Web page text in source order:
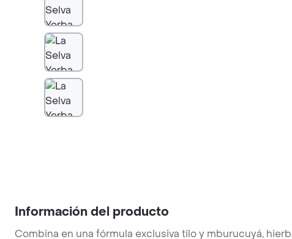
Información del producto
Combina en una fórmula exclusiva tilo y mburucuyá,